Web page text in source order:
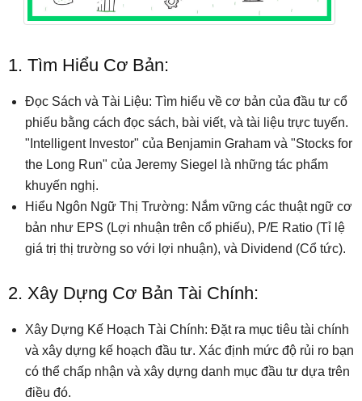
1. Tìm Hiểu Cơ Bản:
Đọc Sách và Tài Liệu: Tìm hiểu về cơ bản của đầu tư cổ
phiếu bằng cách đọc sách, bài viết, và tài liệu trực tuyến.
"Intelligent Investor" của Benjamin Graham và "Stocks for
the Long Run" của Jeremy Siegel là những tác phẩm
khuyến nghị.
Hiểu Ngôn Ngữ Thị Trường: Nắm vững các thuật ngữ cơ
bản như EPS (Lợi nhuận trên cổ phiếu), P/E Ratio (Tỉ lệ
giá trị thị trường so với lợi nhuận), và Dividend (Cổ tức).
2. Xây Dựng Cơ Bản Tài Chính:
Xây Dựng Kế Hoạch Tài Chính: Đặt ra mục tiêu tài chính
và xây dựng kế hoạch đầu tư. Xác định mức độ rủi ro bạn
có thể chấp nhận và xây dựng danh mục đầu tư dựa trên
điều đó.